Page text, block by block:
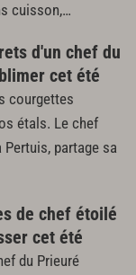
cuisson,…
d'un chef du
cet été
courgettes
étals. Le chef
partage sa
de chef étoilé
cet été
du Prieuré